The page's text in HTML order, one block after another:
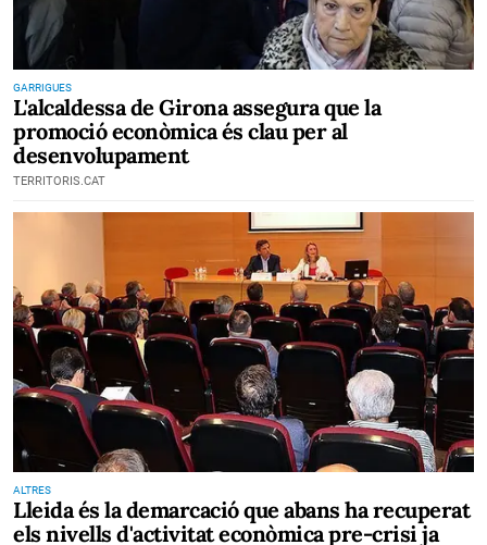
GARRIGUES
L'alcaldessa de Girona assegura que la
promoció econòmica és clau per al
desenvolupament
TERRITORIS.CAT
ALTRES
Lleida és la demarcació que abans ha recuperat
els nivells d'activitat econòmica pre-crisi ja